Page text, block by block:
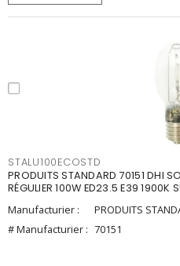
STALU100ECOSTD
PRODUITS STANDARD 70151 DHI
RÉGULIER 100W ED23.5 E39 1900K
Manufacturier :
PRODUITS
# Manufacturier : 70151